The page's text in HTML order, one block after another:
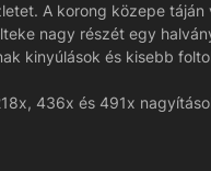
A korong közepe
nagy részét egy
kinyúlások és kisebb
436x és 491x